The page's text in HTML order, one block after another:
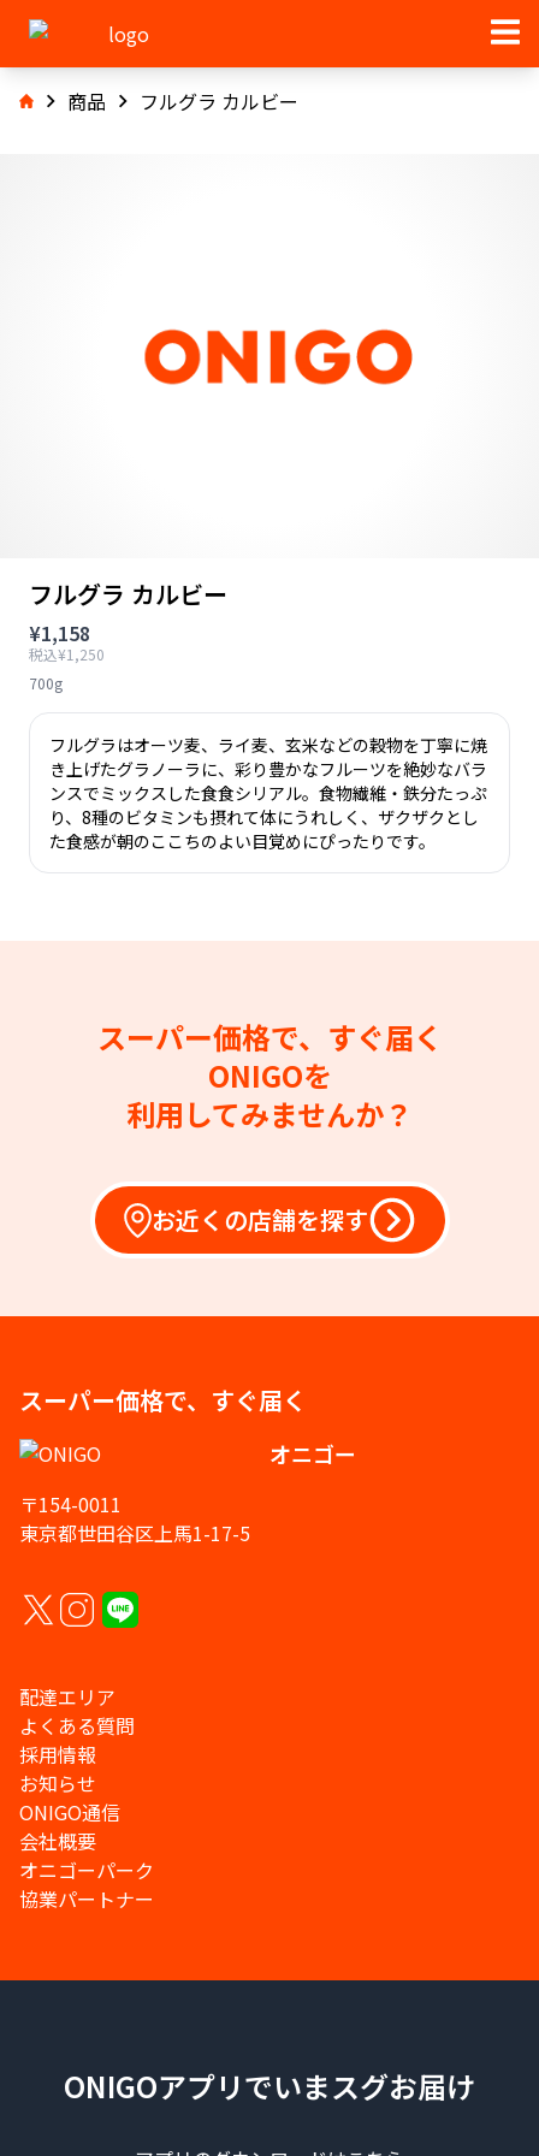
商品 フルグラ カルビー
フルグラ カルビー
¥1,158
税込¥1,250
700g
フルグラはオーツ麦、ライ麦、玄米などの穀物を丁寧に焼
き上げたグラノーラに、彩り豊かなフルーツを絶妙なバラ
ンスでミックスした食食シリアル。食物繊維・鉄分たっぷ
り、8種のビタミンも摂れて体にうれしく、ザクザクとし
た食感が朝のここちのよい目覚めにぴったりです。
スーパー価格で、すぐ届く
ONIGOを
利用してみませんか？
お近くの店舗を探す
スーパー価格で、すぐ届く
オニゴー
〒154-0011
東京都世田谷区上馬1-17-5
配達エリア
よくある質問
採用情報
お知らせ
ONIGO通信
会社概要
オニゴーパーク
協業パートナー
ONIGOアプリでいまスグお届け